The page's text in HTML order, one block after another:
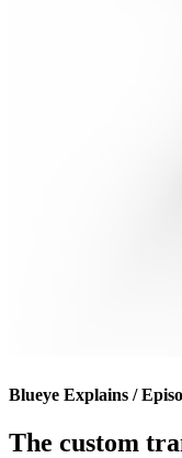
Blueye Explains /
The custom